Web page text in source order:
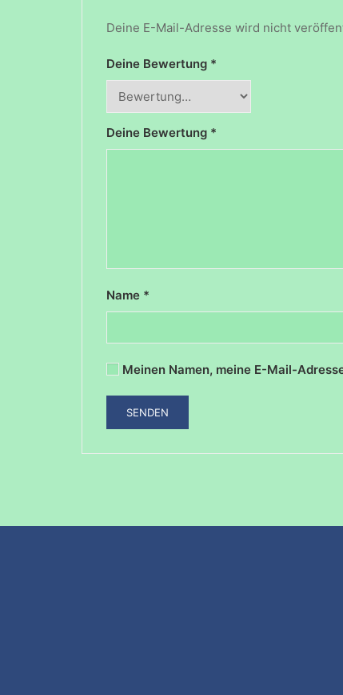
Deine E-Mail-Adresse wird nicht
Deine Bewertung *
Deine Bewertung *
Name *
Meinen Namen, meine E-Mail-